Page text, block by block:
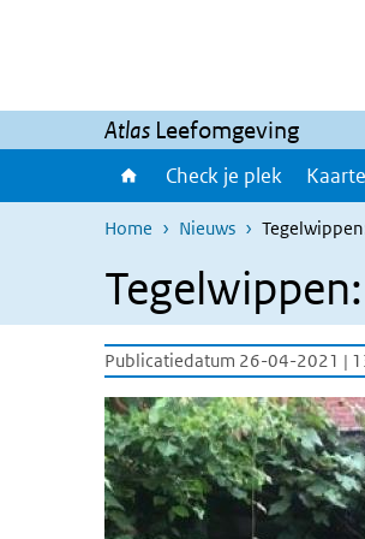
Atlas Leefomgeving
Check je plek
Home Nieuws
Publicatiedatum 26-04-2021 |